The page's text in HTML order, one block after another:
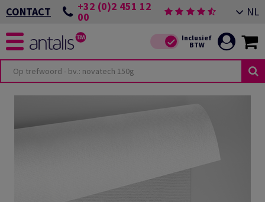
CONTACT +32 (0)2 451 12
00 NL